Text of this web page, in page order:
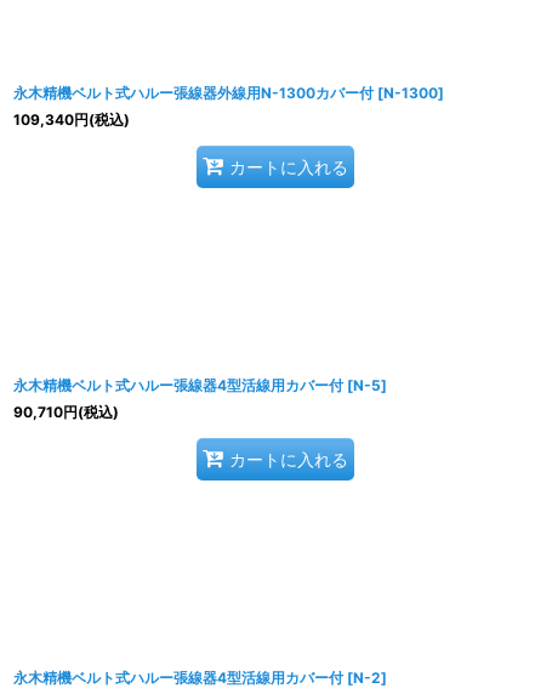
永木精機ベルト式ハルー張線器外線用N-1300カバー付 [N-1300]
109,340円(税込)
カートに入れる
永木精機ベルト式ハルー張線器4型活線用カバー付 [N-5]
90,710円(税込)
カートに入れる
永木精機ベルト式ハルー張線器4型活線用カバー付 [N-2]